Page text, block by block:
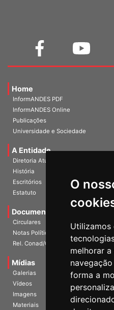
O
Utilizamos
melhorar
forma a
Home
InformANDES PDF
InformANDES Online
Publicações
Universidade e Sociedade
A Entidade
Diretoria Atual
História
Escritórios
Estatuto
Documentos
Circulares
Notas Políticas
Rel. Conad/Congresso
Mídias
Galerias
Vídeos
Imagens
Materiais